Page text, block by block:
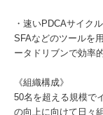
・速いPDCAサイクル
SFAなどのツールを
ータドリブンで効率
《組織構成》
50名を超える規模で
の向上に向けて日々